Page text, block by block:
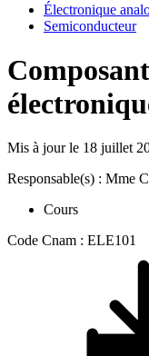
Électronique
Semiconducteur
Mis à jour le 18 juillet
Responsable(s) : Mme
Cours
Code Cnam : ELE101